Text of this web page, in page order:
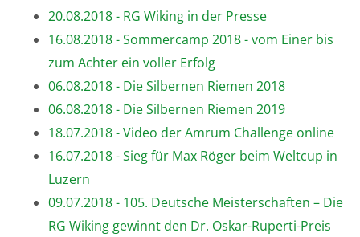
20.08.2018 - RG Wiking in der Presse
16.08.2018 - Sommercamp 2018 - vom Einer bis
zum Achter ein voller Erfolg
06.08.2018 - Die Silbernen Riemen 2018
06.08.2018 - Die Silbernen Riemen 2019
18.07.2018 - Video der Amrum Challenge online
16.07.2018 - Sieg für Max Röger beim Weltcup in
Luzern
09.07.2018 - 105. Deutsche Meisterschaften – Die
RG Wiking gewinnt den Dr. Oskar-Ruperti-Preis